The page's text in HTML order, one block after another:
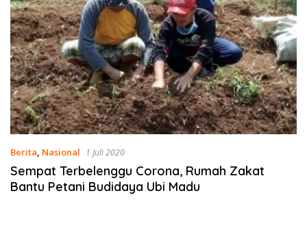
Berita, Nasional 1 Juli 2020
Sempat Terbelenggu Corona, Rumah Zakat
Bantu Petani Budidaya Ubi Madu